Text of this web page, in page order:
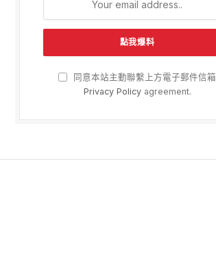
同意本站主動聯繫上方電子郵件信箱
Privacy Policyagreement.